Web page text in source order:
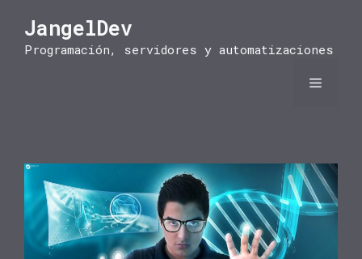
contenido
JangelDev
Programación, servidores y automatizaciones
Menú